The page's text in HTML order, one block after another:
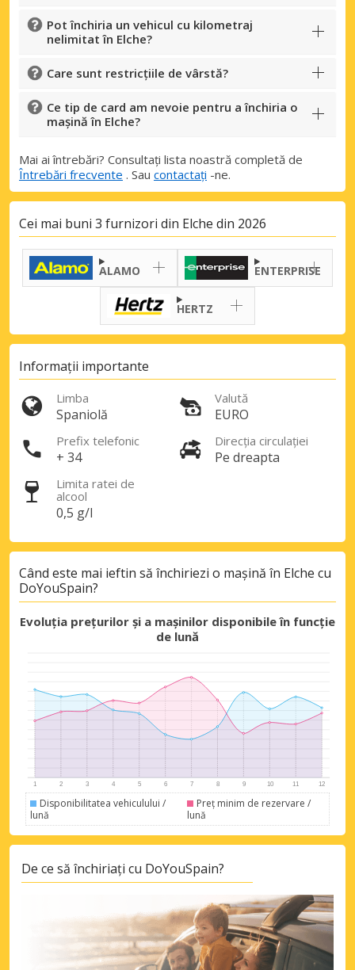
Economii de top
Accesați ofertele exclusive ale
Autentificare cu eLink
Pot închiria un vehicul cu kilometraj
nelimitat în Elche?
Care sunt restricțiile de vârstă?
Ce tip de card am nevoie pentru a închiria o
mașină în Elche?
Mai ai întrebări? Consultați lista noastră completă de
Întrebări frecvente . Sau contactați -ne.
Cei mai buni 3 furnizori din Elche din 2026
ALAMO ENTERPRISE
HERTZ
Informații importante
Limba
Spaniolă
Valută
EURO
Prefix telefonic
+ 34
Direcția circulației
Pe dreapta
Limita ratei de
alcool
0,5 g/l
Când este mai ieftin să închiriezi o mașină în Elche cu
DoYouSpain?
Evoluția prețurilor și a mașinilor disponibile în funcție
de lună
Disponibilitatea vehiculului /
lună
Preț minim de rezervare /
lună
De ce să închiriați cu DoYouSpain?